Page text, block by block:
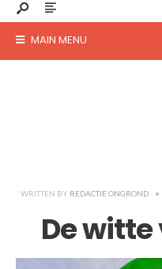
MAIN MENU
WRITTEN BY REDACTIE ONGROND •
De